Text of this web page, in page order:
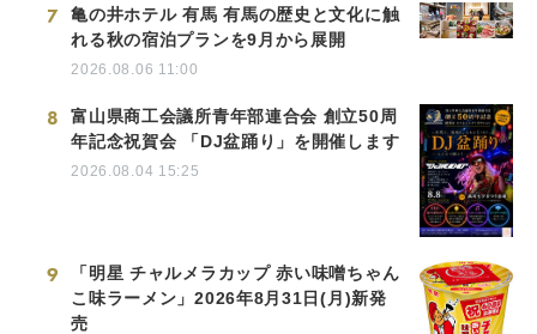
7
亀の井ホテル 有馬 有馬の歴史と文化に触
れる秋の宿泊プランを9月から展開
2026.08.06 11:00
8
富山県商工会議所青年部連合会 創立50周
年記念祝賀会 「DJ盆踊り」を開催します
2026.08.04 15:25
9
「明星 チャルメラカップ 赤い味噌ちゃん
こ味ラーメン」2026年8月31日(月)新発
売